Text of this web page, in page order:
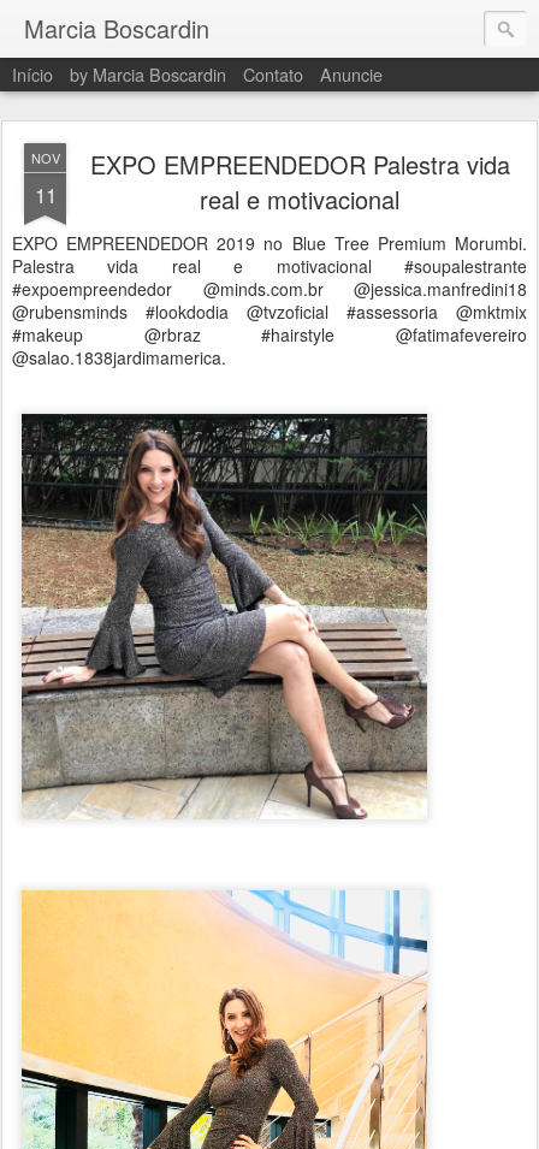
Marcia Boscardin
Início by Marcia Boscardin Contato Anuncie
NOV
11
EXPO EMPREENDEDOR Palestra vida
real e motivacional
EXPO EMPREENDEDOR 2019 no Blue Tree Premium Morumbi.
Palestra vida real e motivacional #soupalestrante
#expoempreendedor @minds.com.br @jessica.manfredini18
@rubensminds #lookdodia @tvzoficial #assessoria @mktmix
#makeup @rbraz #hairstyle @fatimafevereiro
@salao.1838jardimamerica.